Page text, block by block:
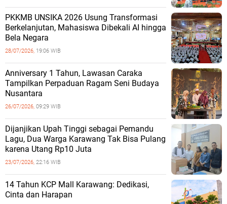
PKKMB UNSIKA 2026 Usung Transformasi
Berkelanjutan, Mahasiswa Dibekali AI hingga
Bela Negara
28/07/2026, 19:06 WIB
Anniversary 1 Tahun, Lawasan Caraka
Tampilkan Perpaduan Ragam Seni Budaya
Nusantara
26/07/2026, 09:29 WIB
Dijanjikan Upah Tinggi sebagai Pemandu
Lagu, Dua Warga Karawang Tak Bisa Pulang
karena Utang Rp10 Juta
23/07/2026, 22:16 WIB
14 Tahun KCP Mall Karawang: Dedikasi,
Cinta dan Harapan